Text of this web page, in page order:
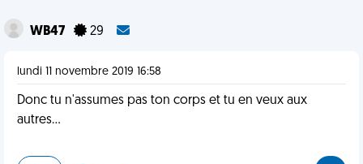
WB47 29
lundi 11 novembre 2019 16:58
Donc tu n'assumes pas ton corps et tu en veux aux
autres...